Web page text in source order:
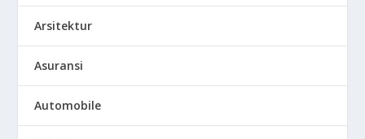
Arsitektur
Asuransi
Automobile